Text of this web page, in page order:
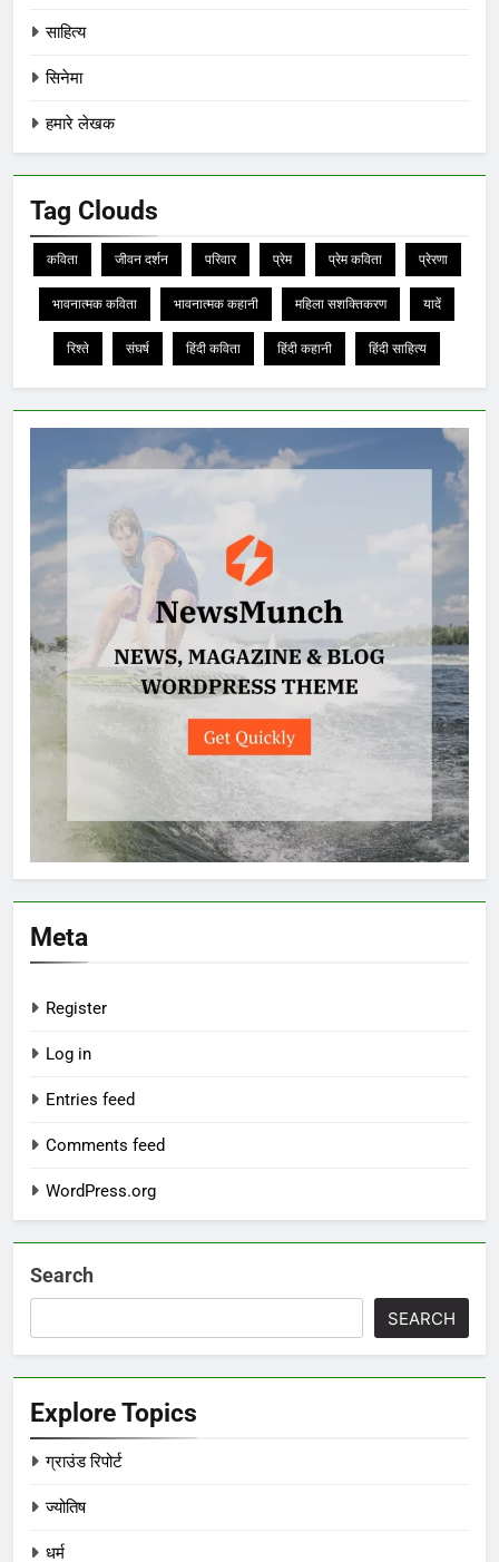
साहित्य
सिनेमा
हमारे लेखक
Tag Clouds
कविता जीवन दर्शन परिवार प्रेम प्रेम कविता प्रेरणा
भावनात्मक कविता भावनात्मक कहानी महिला सशक्तिकरण यादें
रिश्ते संघर्ष हिंदी कविता हिंदी कहानी हिंदी साहित्य
Meta
Register
Log in
Entries feed
Comments feed
WordPress.org
Search
SEARCH
Explore Topics
ग्राउंड रिपोर्ट
ज्योतिष
धर्म